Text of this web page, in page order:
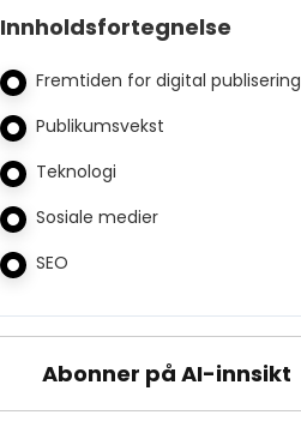
Innholdsfortegnelse
Fremtiden for digital publisering
Publikumsvekst
Teknologi
Sosiale medier
SEO
Abonner på AI-innsikt